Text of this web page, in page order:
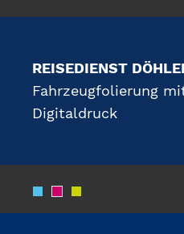
REISEDIENST
Fahrzeugfolierung
Digitaldruck